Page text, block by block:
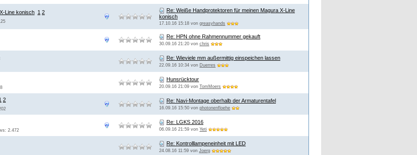
Line konisch 1 2
Re: Weiße Handprotektoren für meinen Magura X-Line
konisch
17.10.16 15:18 von greasyhands
Re: HPN ohne Rahmennummer gekauft
30.09.16 21:20 von chris
Re: Wieviele mm außermittig einspeichen lassen
22.09.16 10:34 von Duerres
Hunsrücktour
20.09.16 21:09 von TomMoers
2 Re: Navi-Montage oberhalb der Armaturentafel
16.09.16 15:50 von photonenfloehe
2.472
Re: LGKS 2016
06.09.16 21:59 von Yeti
Re: Kontrolllampeneinheit mit LED
24.08.16 11:59 von Joerg